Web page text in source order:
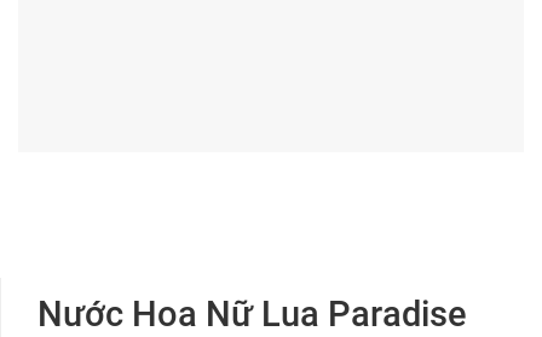
Nước Hoa Nữ Lua Paradise